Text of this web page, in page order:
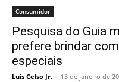
Consumidor
Pesquisa do Guia
prefere brindar
especiais
Luís Celso Jr. - 13 de janeiro de